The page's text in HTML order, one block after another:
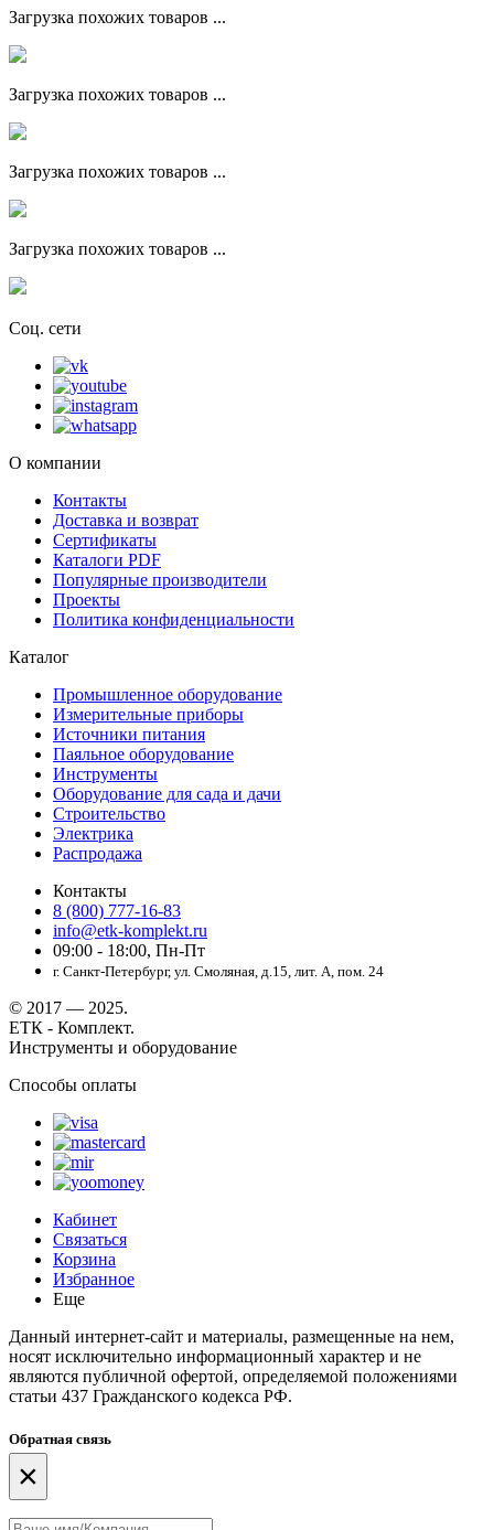
Загрузка похожих товаров ...
Загрузка похожих товаров ...
Загрузка похожих товаров ...
Загрузка похожих товаров ...
Соц. сети
О компании
Контакты
Доставка и возврат
Сертификаты
Каталоги PDF
Популярные производители
Проекты
Политика конфиденциальности
Каталог
Промышленное оборудование
Измерительные приборы
Источники питания
Паяльное оборудование
Инструменты
Оборудование для сада и дачи
Строительство
Электрика
Распродажа
Контакты
8 (800) 777-16-83
info@etk-komplekt.ru
09:00 - 18:00, Пн-Пт
г. Санкт-Петербург, ул. Смоляная, д.15, лит. А, пом. 24
© 2017 — 2025.
ЕТК - Комплект.
Инструменты и оборудование
Способы оплаты
Кабинет
Связаться
Корзина
Избранное
Еще
Данный интернет-сайт и материалы, размещенные на нем,
носят исключительно информационный характер и не
являются публичной офертой, определяемой положениями
статьи 437 Гражданского кодекса РФ.
Обратная связь
×